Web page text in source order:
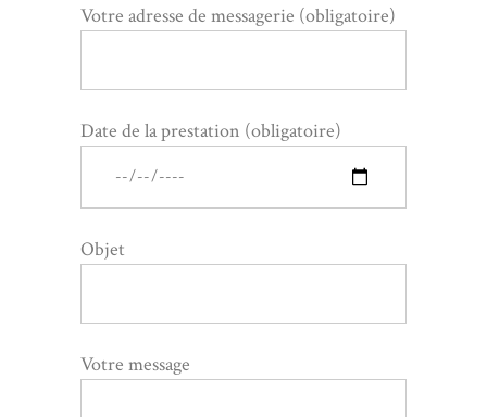
Votre adresse de messagerie (obligatoire)
Date de la prestation (obligatoire)
Objet
Votre message